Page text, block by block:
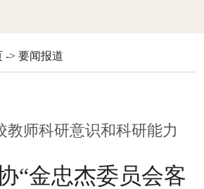
-> 要闻报道
教师科研意识和科研能力
“金忠杰委员会客